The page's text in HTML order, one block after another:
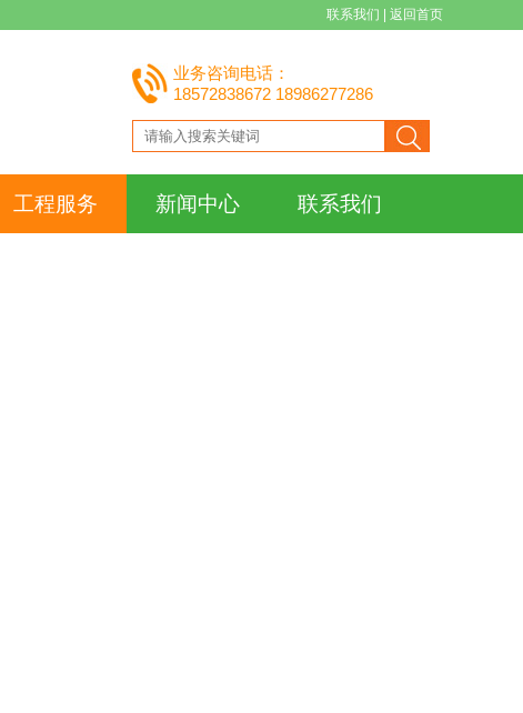
联系我们 返回首页
业务咨询电话：
18572838672 18986277286
工程服务 新闻中心 联系我们